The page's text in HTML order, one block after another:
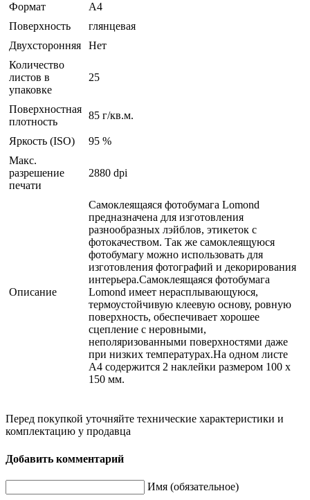
Формат
A4
Поверхность
глянцевая
Двухсторонняя
Нет
Количество
листов в
упаковке
25
Поверхностная
плотность
85 г/кв.м.
Яркость (ISO)
95 %
Макс.
разрешение
печати
2880 dpi
Описание
Cамоклеящаяся фотобумага Lomond
предназначена для изготовления
разнообразных лэйблов, этикеток с
фотокачеством. Так же самоклеящуюся
фотобумагу можно использовать для
изготовления фотографий и декорирования
интерьера.Cамоклеящаяся фотобумага
Lomond имеет нерасплывающуюся,
термоустойчивую клеевую основу, ровную
поверхность, обеспечивает хорошее
сцепление с неровными,
неполяризованными поверхностями даже
при низких температурах.На одном листе
A4 содержится 2 наклейки размером 100 x
150 мм.
Перед покупкой уточняйте технические характеристики и
комплектацию у продавца
Добавить комментарий
Имя (обязательное)